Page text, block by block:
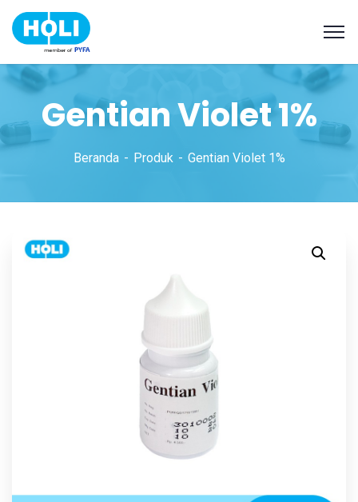
Gentian Violet 1%
Beranda Produk Gentian Violet 1%